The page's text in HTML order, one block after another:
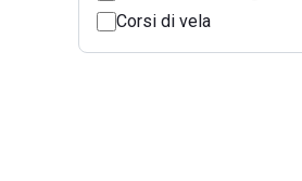
Corsi di vela